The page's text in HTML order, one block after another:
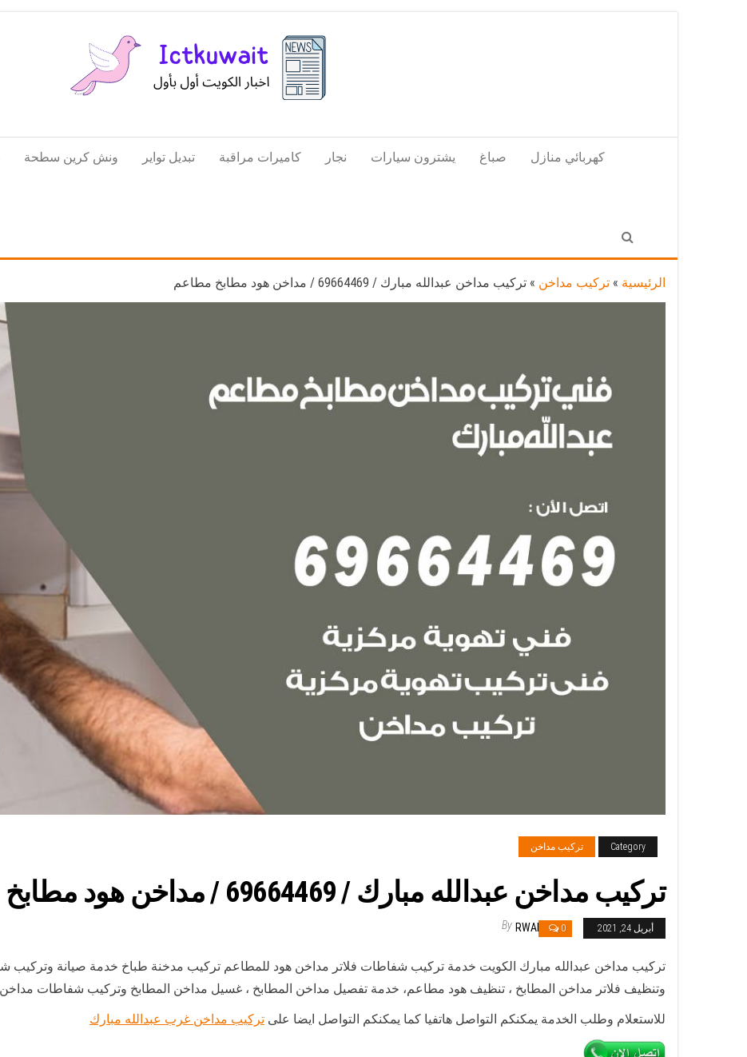
الكويت
تكنولوجيا
المعلومات
ونش كرين سطحة تبديل تواير كاميرات مراقبة نجار يشترون سيارات صباغ كهربائي منازل
الرئيسية » تركيب مداخن » تركيب مداخن عبدالله مبارك / 69664469 / مداخن هود مطابخ مطاعم
Category تركيب مداخن
تركيب مداخن عبدالله مبارك / 69664469 / مداخن هود مطابخ مطاعم
أبريل 24, 2021 0
By RWAN
تركيب مداخن عبدالله مبارك الكويت خدمة تركيب شفاطات فلاتر مداخن هود للمطاعم تركيب مدخنة طباخ خدمة صيانة
وتنظيف فلاتر مداخن المطابخ ، تنظيف هود مطاعم، خدمة تفصيل مداخن المطابخ ، غسيل مداخن المطابخ وتركيب شفاطات مداخن
للاستعلام وطلب الخدمة يمكنكم التواصل هاتفيا كما يمكنكم التواصل ايضا على تركيب مداخن غرب عبدالله مبارك